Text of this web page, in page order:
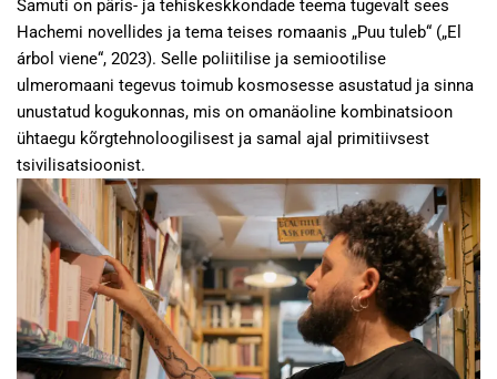
Samuti on päris- ja tehiskeskkondade teema tugevalt sees
Hachemi novellides ja tema teises romaanis „Puu tuleb“ („El
árbol viene“, 2023). Selle poliitilise ja semiootilise
ulmeromaani tegevus toimub kosmosesse asustatud ja sinna
unustatud kogukonnas, mis on omanäoline kombinatsioon
ühtaegu kõrgtehnoloogilisest ja samal ajal primitiivsest
tsivilisatsioonist.